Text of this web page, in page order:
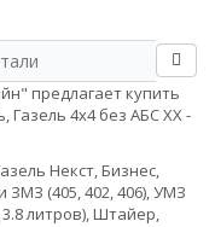
предлагает купить
Газель 4х4 без АБС ХХ -
Некст, Бизнес,
ЗМЗ (405, 402, 406), УМЗ
литров), Штайер,